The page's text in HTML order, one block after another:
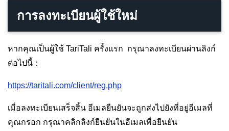
การลงทะเบียนผู้ใช้ใหม่
หากคุณเป็นผู้ใช้ TariTali ครั้งแรก กรุณาลงทะเบียนผ่านลิงก์
ต่อไปนี้：
https://taritali.com/client/reg.php
เมื่อลงทะเบียนเสร็จสิ้น อีเมลยืนยันจะถูกส่งไปยังที่อยู่อีเมลที่
คุณกรอก กรุณาคลิกลิงก์ยืนยันในอีเมลเพื่อยืนยัน